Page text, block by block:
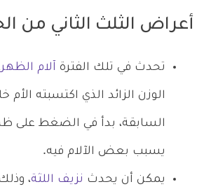
أعراض الثلث الثاني من
تحدث في تلك الفترة آلام الظهر
الوزن الزائد الذي اكتسبته الأم
السابقة، بدأ في الضغط على
يسبب بعض الآلام فيه.
يمكن أن يحدث نزيف اللثة،